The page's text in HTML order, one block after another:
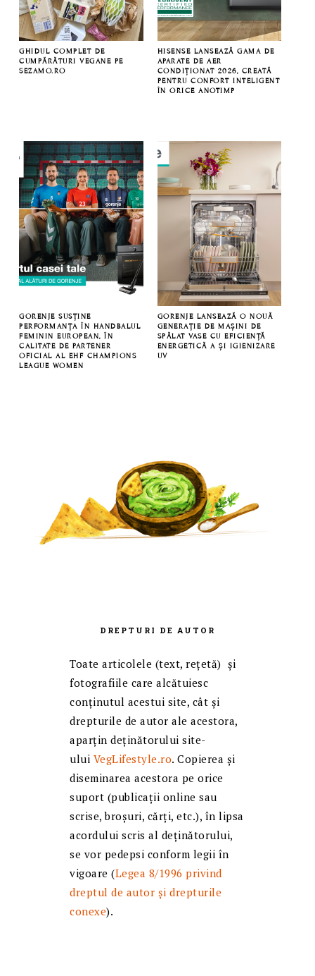
GHIDUL COMPLET DE
CUMPĂRĂTURI VEGANE PE
SEZAMO.RO
HISENSE LANSEAZĂ GAMA DE
APARATE DE AER
CONDIȚIONAT 2026, CREATĂ
PENTRU CONFORT INTELIGENT
ÎN ORICE ANOTIMP
GORENJE SUSȚINE
PERFORMANȚA ÎN HANDBALUL
FEMININ EUROPEAN, ÎN
CALITATE DE PARTENER
OFICIAL AL EHF CHAMPIONS
LEAGUE WOMEN
GORENJE LANSEAZĂ O NOUĂ
GENERAȚIE DE MAȘINI DE
SPĂLAT VASE CU EFICIENȚĂ
ENERGETICĂ A ȘI IGIENIZARE
UV
DREPTURI DE AUTOR
Toate articolele (text, reţetă) și
fotografiile care alcătuiesc
conținutul acestui site, cât și
drepturile de autor ale acestora,
aparțin deținătorului site-
ului VegLifestyle.ro. Copierea și
diseminarea acestora pe orice
suport (publicații online sau
scrise, broșuri, cărți, etc.), în lipsa
acordului scris al deținătorului,
se vor pedepsi conform legii în
vigoare (Legea 8/1996 privind
dreptul de autor și drepturile
conexe).